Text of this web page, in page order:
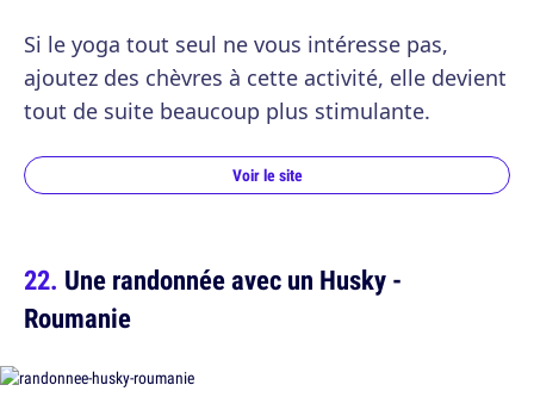
Si le yoga tout seul ne vous intéresse pas,
ajoutez des chèvres à cette activité, elle devient
tout de suite beaucoup plus stimulante.
Voir le site
Une randonnée avec un Husky -
Roumanie